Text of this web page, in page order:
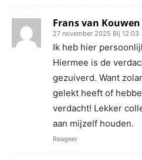
Frans van Kouwen
27 november 2025 Bij 12:03
Ik heb hier
Hiermee is de
gezuiverd. Want
gelekt heeft of
verdacht! Lekker
aan mijzelf houden.
Reageer